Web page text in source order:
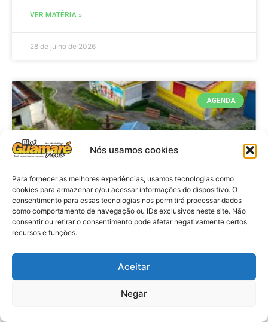
Nós usamos cookies
Para fornecer as melhores experiências, usamos tecnologias como
cookies para armazenar e/ou acessar informações do dispositivo. O
consentimento para essas tecnologias nos permitirá processar dados
como comportamento de navegação ou IDs exclusivos neste site. Não
consentir ou retirar o consentimento pode afetar negativamente certos
recursos e funções.
Aceitar
Negar
VER MATÉRIA »
28 de julho de 2026
AGENDA
Agenda: 10ª Mostra Pedagógica
da Casa Durval Paiva acontecerá
nesta quarta-feira (29)